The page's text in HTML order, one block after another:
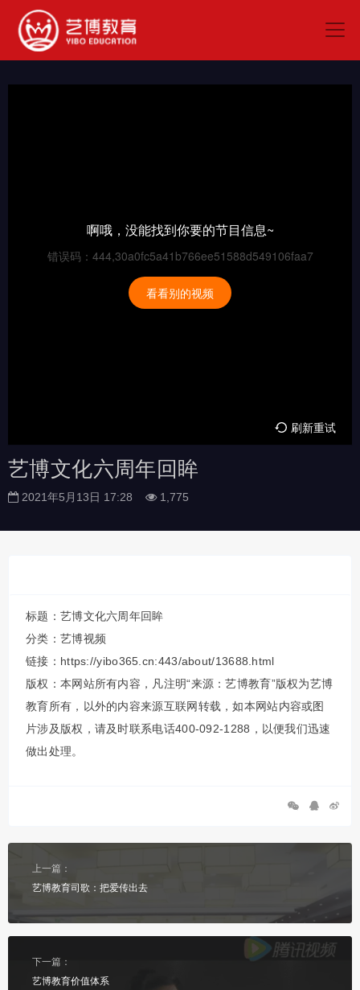
啊哦，没能找到你要的节目信息~
错误码：444,30a0fc5a41b766ee51588d549106faa7
看看别的视频
刷新重试
艺博文化六周年回眸
2021年5月13日 17:28 1,775
标题：艺博文化六周年回眸
分类： 艺博视频
链接：https://yibo365.cn:443/about/13688.html
版权：本网站所有内容，凡注明“来源：艺博教育”版权为艺博
教育所有，以外的内容来源互联网转载，如本网站内容或图
片涉及版权，请及时联系电话400-092-1288，以便我们迅速
做出处理。
上一篇：
艺博教育司歌：把爱传出去
下一篇：
艺博教育价值体系